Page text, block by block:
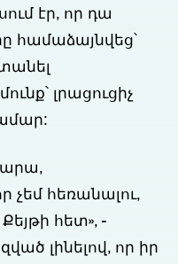
էր, որ դա
համաձայնվեց՝
լրացուցիչ
չեմ հեռանալու,
հետ», -
լինելով, որ իր